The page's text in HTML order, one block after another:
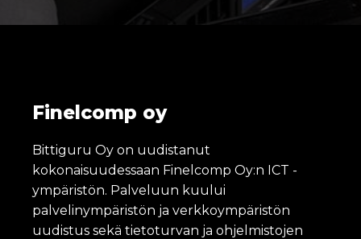
Finelcomp oy
Bittiguru Oy on uudistanut
kokonaisuudessaan Finelcomp Oy:n ICT -
ympäristön. Palveluun kuului
palvelinympäristön ja verkkoympäristön
uudistus sekä tietoturvan ja ohjelmistojen